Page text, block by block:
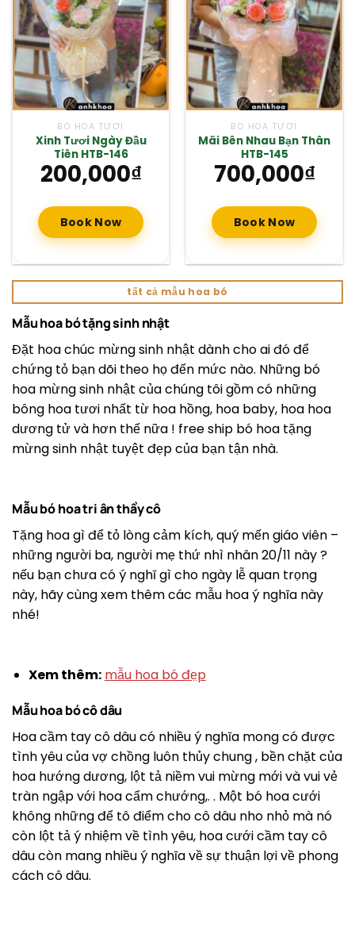
BÓ HOA TƯƠI
Xinh Tươi Ngày Đầu
Tiên HTB-146
200,000₫
Book Now
BÓ HOA TƯƠI
Mãi Bên Nhau Bạn Thân
HTB-145
700,000₫
Book Now
tất cả mẫu hoa bó
Mẫu hoa bó tặng sinh nhật
Đặt hoa chúc mừng sinh nhật dành cho ai đó để
chứng tỏ bạn dõi theo họ đến mức nào. Những bó
hoa mừng sinh nhật của chúng tôi gồm có những
bông hoa tươi nhất từ ​​hoa hồng, hoa baby, hoa hoa
dương tử và hơn thế nữa ! free ship bó hoa tặng
mừng sinh nhật tuyệt đẹp của bạn tận nhà.
Mẫu bó hoa tri ân thầy cô
Tặng hoa gì để tỏ lòng cảm kích, quý mến giáo viên –
những người ba, người mẹ thứ nhì nhân 20/11 này ?
nếu bạn chưa có ý nghĩ gì cho ngày lễ quan trọng
này, hãy cùng xem thêm các mẫu hoa ý nghĩa này
nhé!
Xem thêm: mẫu hoa bó đẹp
Mẫu hoa bó cô dâu
Hoa cầm tay cô dâu có nhiều ý nghĩa mong có được
tình yêu của vợ chồng luôn thủy chung , bền chặt của
hoa hướng dương, lột tả niềm vui mừng mới và vui vẻ
tràn ngập với hoa cẩm chướng,. . Một bó hoa cưới
không những để tô điểm cho cô dâu nho nhỏ mà nó
còn lột tả ý nhiệm về tình yêu, hoa cưới cầm tay cô
dâu còn mang nhiều ý nghĩa về sự thuận lợi về phong
cách cô dâu.